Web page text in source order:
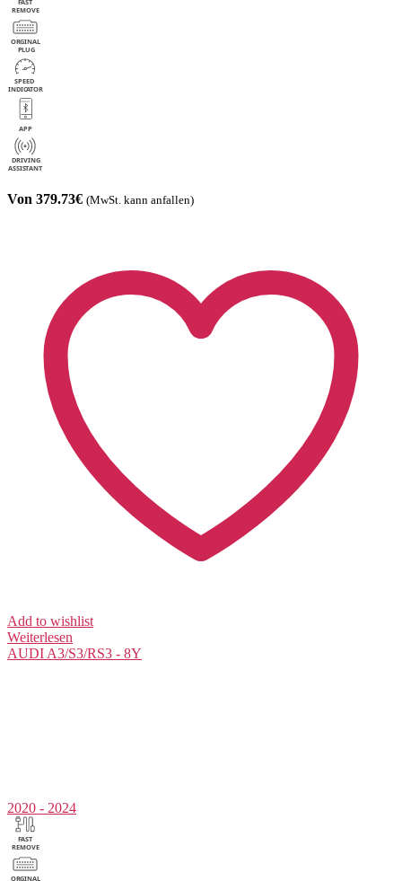
Von 379.73€ (MwSt. kann anfallen)
Add to wishlist
Weiterlesen
AUDI A3/S3/RS3 - 8Y
2020 - 2024